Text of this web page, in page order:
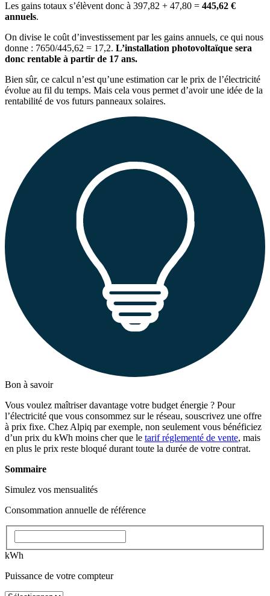
Les gains totaux s’élèvent donc à 397,82 + 47,80 = 445,62 €
annuels.
On divise le coût d’investissement par les gains annuels, ce qui nous
donne : 7650/445,62 = 17,2. L’installation photovoltaïque sera
donc rentable à partir de 17 ans.
Bien sûr, ce calcul n’est qu’une estimation car le prix de l’électricité
évolue au fil du temps. Mais cela vous permet d’avoir une idée de la
rentabilité de vos futurs panneaux solaires.
Bon à savoir
Vous voulez maîtriser davantage votre budget énergie ? Pour
l’électricité que vous consommez sur le réseau, souscrivez une offre
à prix fixe. Chez Alpiq par exemple, non seulement vous bénéficiez
d’un prix du kWh moins cher que le tarif réglementé de vente, mais
en plus le prix reste bloqué durant toute la durée de votre contrat.
Sommaire
Simulez vos mensualités
Consommation annuelle de référence
kWh
Puissance de votre compteur